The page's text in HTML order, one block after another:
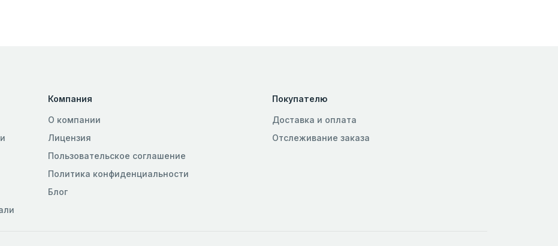
Компания
О компании
Лицензия
Пользовательское соглашение
Политика конфиденциальности
Блог
Покупателю
Доставка и оплата
Отслеживание заказа